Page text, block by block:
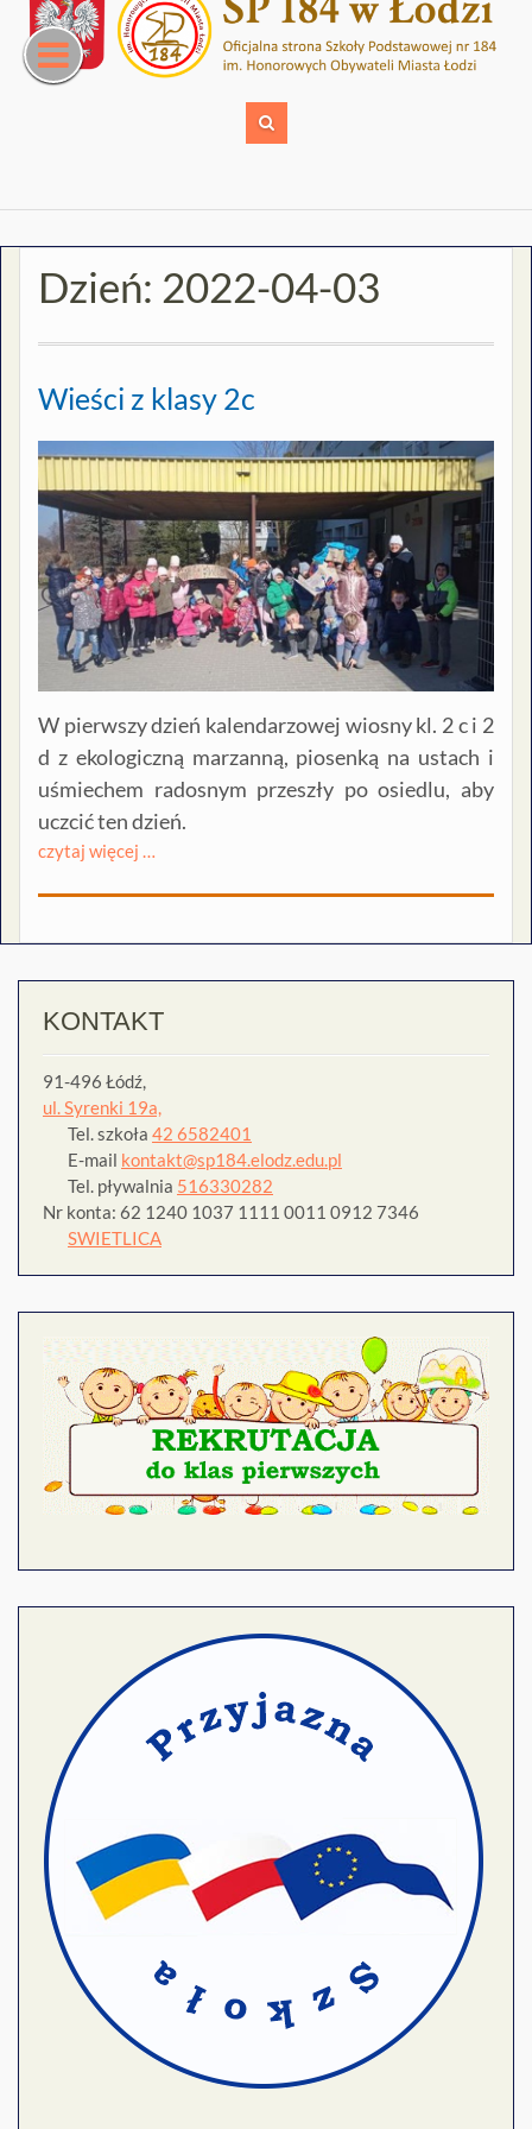
content
Dzień: 2022-04-03
Wieści z klasy 2c
W pierwszy dzień kalendarzowej wiosny kl. 2 c i 2
d z ekologiczną marzanną, piosenką na ustach i
uśmiechem radosnym przeszły po osiedlu, aby
uczcić ten dzień.
czytaj więcej …
KONTAKT
91-496 Łódź,
ul. Syrenki 19a,
Tel. szkoła 42 6582401
E-mail kontakt@sp184.elodz.edu.pl
Tel. pływalnia 516330282
Nr konta: 62 1240 1037 1111 0011 0912 7346
SWIETLICA